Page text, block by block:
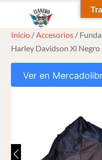
content
Inicio /Accesorios /
Harley Davidson Xl Negro
Ver en